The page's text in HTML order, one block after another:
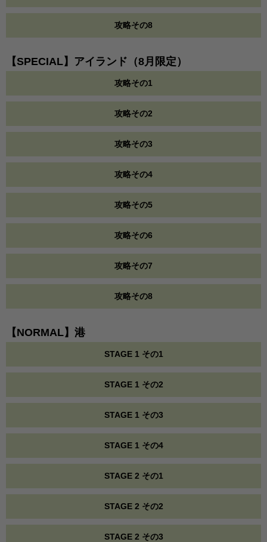
攻略その8
【SPECIAL】アイランド（8月限定）
攻略その1
攻略その2
攻略その3
攻略その4
攻略その5
攻略その6
攻略その7
攻略その8
【NORMAL】港
STAGE 1 その1
STAGE 1 その2
STAGE 1 その3
STAGE 1 その4
STAGE 2 その1
STAGE 2 その2
STAGE 2 その3